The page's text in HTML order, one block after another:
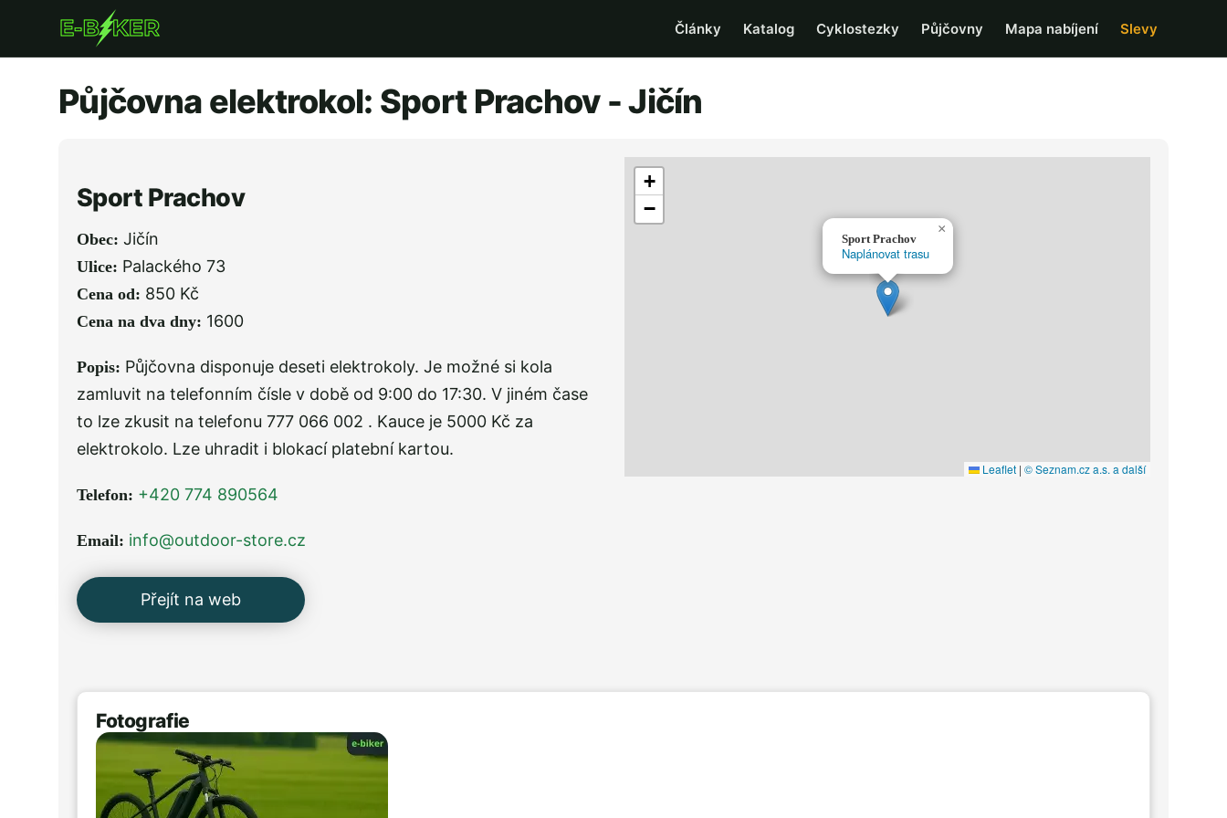
Články Katalog Cyklostezky Půjčovny Mapa nabíjení Slevy
Půjčovna elektrokol: Sport Prachov - Jičín
Sport Prachov
Obec: Jičín
Ulice: Palackého 73
Cena od: 850 Kč
Cena na dva dny: 1600
Popis: Půjčovna disponuje deseti elektrokoly. Je možné si kola
zamluvit na telefonním čísle v době od 9:00 do 17:30. V jiném čase
to lze zkusit na telefonu 777 066 002 . Kauce je 5000 Kč za
elektrokolo. Lze uhradit i blokací platební kartou.
Telefon: +420 774 890564
Email: info@outdoor-store.cz
Přejít na web
Sport Prachov
Naplánovat trasu
×
+
−
Leaflet | © Seznam.cz a.s. a další
Fotografie